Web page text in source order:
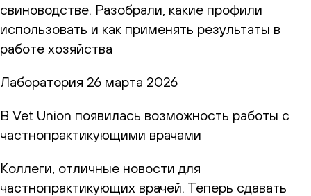
свиноводстве. Разобрали, какие профили
использовать и как применять результаты в
работе хозяйства
Лаборатория 26 марта 2026
В Vet Union появилась возможность работы с
частнопрактикующими врачами
Коллеги, отличные новости для
частнопрактикующих врачей. Теперь сдавать